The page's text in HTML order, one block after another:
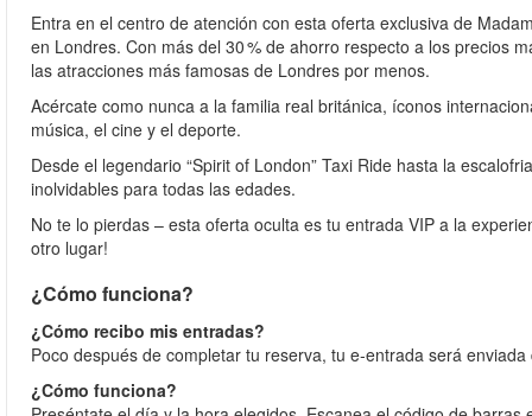
Entra en el centro de atención con esta oferta exclusiva de
en Londres. Con más del 30 % de ahorro respecto a los precios
las atracciones más famosas de Londres por menos.
Acércate como nunca a la familia real británica, íconos
música, el cine y el deporte.
Desde el legendario “Spirit of London” Taxi Ride hasta la
inolvidables para todas las edades.
No te lo pierdas – esta oferta oculta es tu entrada VIP a la
otro lugar!
¿Cómo funciona?
¿Cómo recibo mis entradas?
Poco después de completar tu reserva, tu e‑entrada será
¿Cómo funciona?